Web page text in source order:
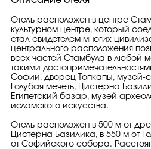
Отель расположен в центре
культурном центре, который
стал свидетелем многих
центрального расположения
всех частей Стамбула в любой
такими
Софии, дворец Топкапы, музей-
Голубая мечеть, Цистерна
Египетский базар, музей
исламского искусства.
Отель расположен в 500 м от
Цистерна Базилика, в 550 м от
от Софийского собора.